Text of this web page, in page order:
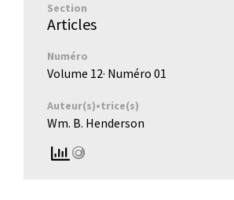
Section
Articles
Numéro
Volume 12· Numéro 01
Auteur(s)•trice(s)
Wm. B. Henderson